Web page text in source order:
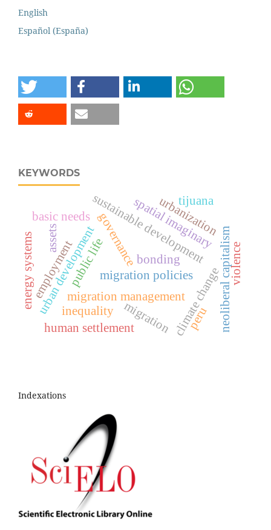
English
Español (España)
KEYWORDS
migration management
migration policies
governance
sustainable development
climate change
migration neoliberal capitalism
spatial imaginary
urban development
human settlement
basic needs urbanization
employment bonding
public life
energy systems assets
peru
tijuana
violence
inequality
Indexations